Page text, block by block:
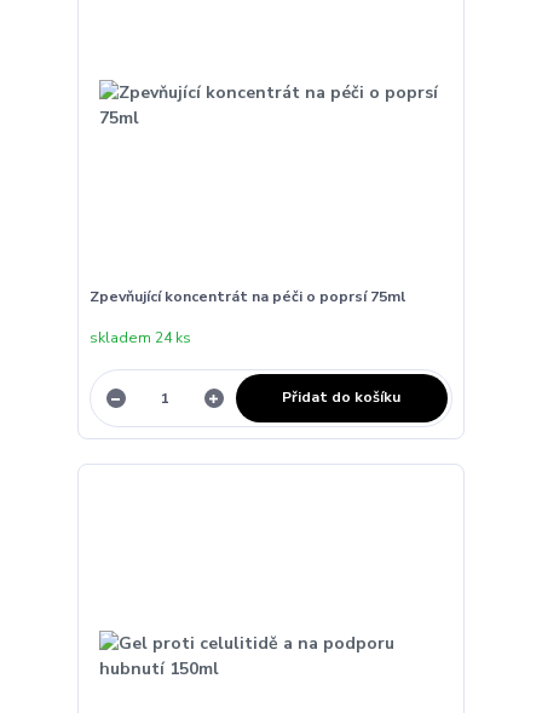
Zpevňující koncentrát na péči o poprsí 75ml
skladem 24 ks
Přidat do košíku